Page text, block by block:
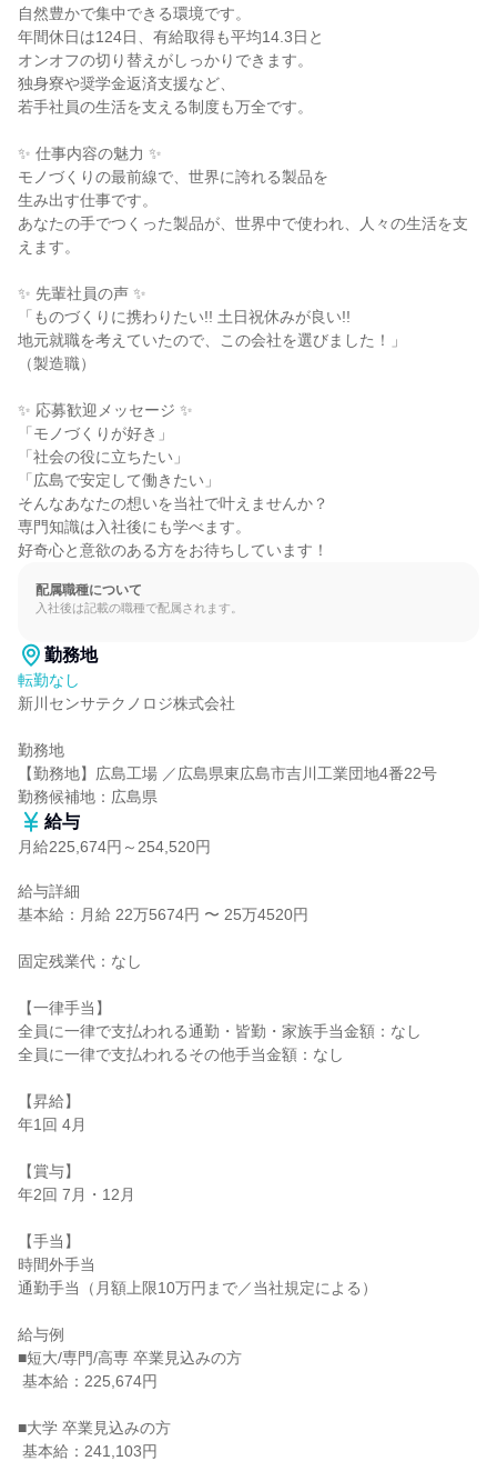
自然豊かで集中できる環境です。
年間休日は124日、有給取得も平均14.3日と
オンオフの切り替えがしっかりできます。
独身寮や奨学金返済支援など、
若手社員の生活を支える制度も万全です。
✨ 仕事内容の魅力 ✨
モノづくりの最前線で、世界に誇れる製品を
生み出す仕事です。
あなたの手でつくった製品が、世界中で使われ、人々の生活を支
えます。
✨ 先輩社員の声 ✨
「ものづくりに携わりたい!! 土日祝休みが良い!!
地元就職を考えていたので、この会社を選びました！」
（製造職）
✨ 応募歓迎メッセージ ✨
「モノづくりが好き」
「社会の役に立ちたい」
「広島で安定して働きたい」
そんなあなたの想いを当社で叶えませんか？
専門知識は入社後にも学べます。
好奇心と意欲のある方をお待ちしています！
配属職種について
入社後は記載の職種で配属されます。
勤務地
転勤なし
新川センサテクノロジ株式会社
勤務地
【勤務地】広島工場 ／広島県東広島市吉川工業団地4番22号
勤務候補地：広島県
給与
月給225,674円～254,520円
給与詳細
基本給：月給 22万5674円 〜 25万4520円
固定残業代：なし
【一律手当】
全員に一律で支払われる通勤・皆勤・家族手当金額：なし
全員に一律で支払われるその他手当金額：なし
【昇給】
年1回 4月
【賞与】
年2回 7月・12月
【手当】
時間外手当
通勤手当（月額上限10万円まで／当社規定による）
給与例
■短大/専門/高専 卒業見込みの方
■大学 卒業見込みの方